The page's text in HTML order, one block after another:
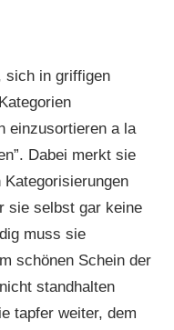
sich in griffigen
einzusortieren a la
Dabei merkt sie
sie selbst gar keine
muss sie
schönen Schein der
standhalten
tapfer weiter, dem